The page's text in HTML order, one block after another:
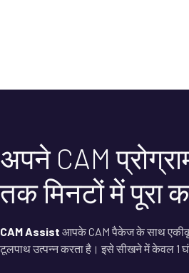
अपने CAM
तक मिनटों में पूरा
CAM Assist आपके CAM पैकेज के साथ
टूलपाथ उत्पन्न करता है। इसे सीखने में केवल 1